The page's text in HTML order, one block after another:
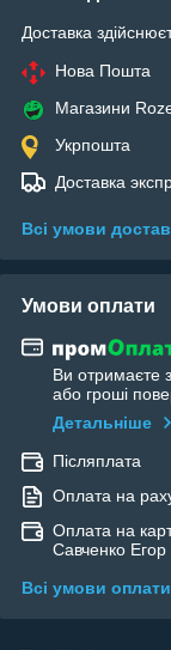
Доставка
Нова Пошта
Магазини
Укрпошта
Доставка
Всі умови
Умови оплати
Ви отримаєте
або гроші
Детальніше
Післяплата
Оплата на
Оплата на
Савченко Егор
Всі умови оплати